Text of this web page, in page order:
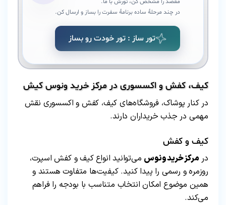
در چند مرحلهٔ ساده برنامهٔ سفرت را بساز و ارسال کن.
تور ساز : تور خودت رو بساز
کیف، کفش و اکسسوری در مرکز خرید ونوس کیش
در کنار پوشاک، فروشگاه‌های کیف، کفش و اکسسوری نقش
مهمی در جذب خریداران دارند.
کیف و کفش
در مرکز خرید ونوس می‌توانید انواع کیف و کفش اسپرت،
روزمره و رسمی را پیدا کنید. کیفیت‌ها متفاوت هستند و
همین موضوع امکان انتخاب متناسب با بودجه را فراهم
می‌کند.